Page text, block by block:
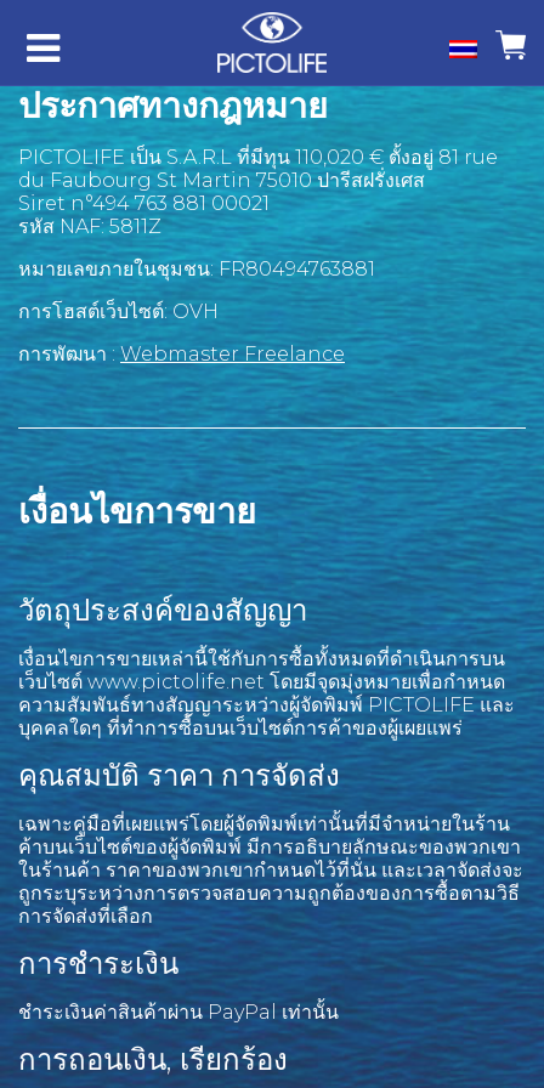
ประกาศทางกฎหมาย
PICTOLIFE เป็น S.A.R.L ที่มีทุน 110,020 € ตั้งอยู่ 81 rue
du Faubourg St Martin 75010 ปารีสฝรั่งเศส
Siret n°494 763 881 00021
รหัส NAF: 5811Z
หมายเลขภายในชุมชน: FR80494763881
การโฮสต์เว็บไซต์: OVH
การพัฒนา : Webmaster Freelance
เงื่อนไขการขาย
วัตถุประสงค์ของสัญญา
เงื่อนไขการขายเหล่านี้ใช้กับการซื้อทั้งหมดที่ดำเนินการบน
เว็บไซต์ www.pictolife.net โดยมีจุดมุ่งหมายเพื่อกำหนด
ความสัมพันธ์ทางสัญญาระหว่างผู้จัดพิมพ์ PICTOLIFE และ
บุคคลใดๆ ที่ทำการซื้อบนเว็บไซต์การค้าของผู้เผยแพร่
คุณสมบัติ ราคา การจัดส่ง
เฉพาะคู่มือที่เผยแพร่โดยผู้จัดพิมพ์เท่านั้นที่มีจำหน่ายในร้าน
ค้าบนเว็บไซต์ของผู้จัดพิมพ์ มีการอธิบายลักษณะของพวกเขา
ในร้านค้า ราคาของพวกเขากำหนดไว้ที่นั่น และเวลาจัดส่งจะ
ถูกระบุระหว่างการตรวจสอบความถูกต้องของการซื้อตามวิธี
การจัดส่งที่เลือก
การชำระเงิน
ชำระเงินค่าสินค้าผ่าน PayPal เท่านั้น
การถอนเงิน, เรียกร้อง